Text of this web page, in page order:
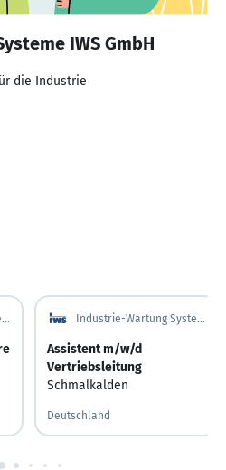
IWS GmbH
die Industrie
Industrie-Wartung Systeme IWS GmbH Industrie-Wartung Systeme IWS GmbH
Assistent m/w/d
Vertriebsleitung
Schmalkalden
Deutschland